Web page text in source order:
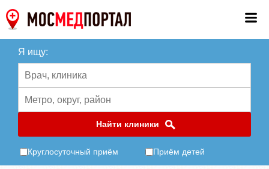
Я ищу:
Найти клиники
Круглосуточный приём Приём детей